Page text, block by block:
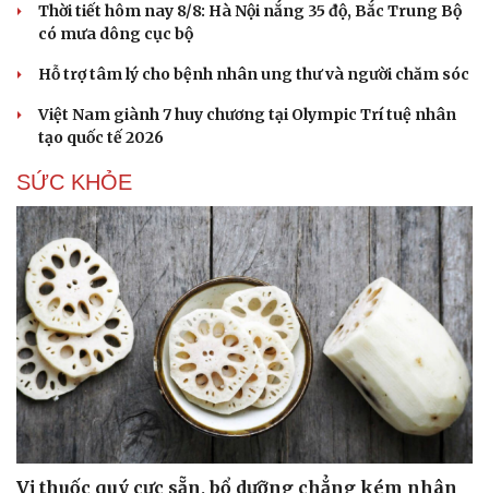
Thời tiết hôm nay 8/8: Hà Nội nắng 35 độ, Bắc Trung Bộ
có mưa dông cục bộ
Hỗ trợ tâm lý cho bệnh nhân ung thư và người chăm sóc
Việt Nam giành 7 huy chương tại Olympic Trí tuệ nhân
tạo quốc tế 2026
SỨC KHỎE
Vị thuốc quý cực sẵn, bổ dưỡng chẳng kém nhân